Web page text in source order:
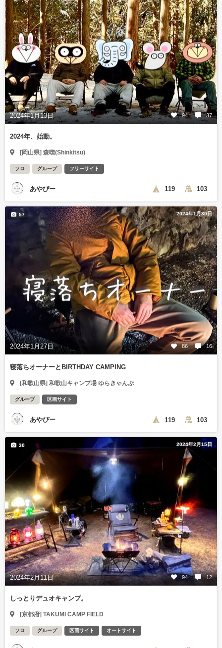
2024年1月13日 94 37
2024年、始動。
[岡山県] 森喫(Shinkitsu)
ソロ グループ フリーサイト
あやぴー 119 103
2024年1月30日
2024年1月27日 86 16
57
寝落ちオーナーとBIRTHDAY CAMPING
[和歌山県] 和歌山キャンプ場 ゆらきゃんぷ
グループ 区画サイト
あやぴー 119 103
2024年2月15日
2024年2月11日 94 12
30
しっとりデュオキャンプ。
[京都府] TAKUMI CAMP FIELD
ソロ グループ 区画サイト オートサイト